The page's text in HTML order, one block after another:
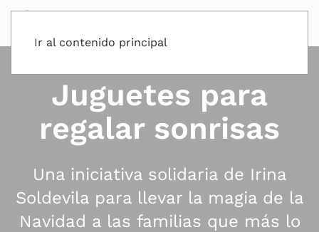
Ir al contenido principal
Juguetes para
regalar sonrisas
Una iniciativa solidaria de Irina
Soldevila para llevar la magia de la
Navidad a las familias que más lo